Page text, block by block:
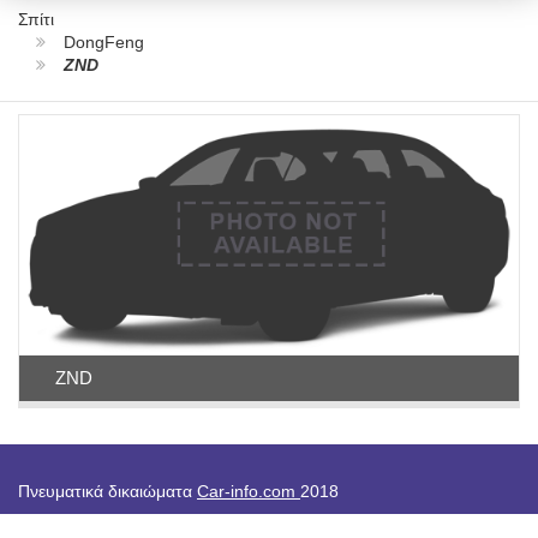
Σπίτι
DongFeng
ZND
ZND
Πνευματικά δικαιώματα Car-info.com 2018